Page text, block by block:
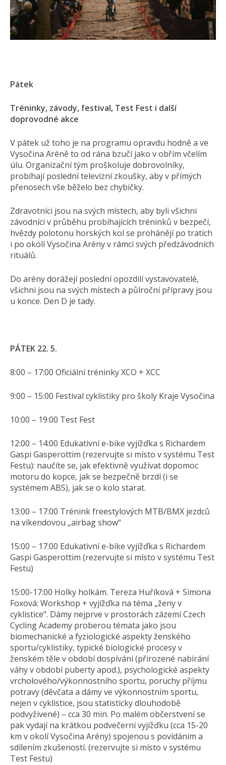
Pátek
Tréninky, závody, festival, Test Fest i další
doprovodné akce
V pátek už toho je na programu opravdu hodně a ve
Vysočina Aréně to od rána bzučí jako v obřím včelím
úlu. Organizační tým proškoluje dobrovolníky,
probíhají poslední televizní zkoušky, aby v přímých
přenosech vše běželo bez chybičky.
Zdravotníci jsou na svých místech, aby byli všichni
závodníci v průběhu probíhajících tréninků v bezpečí,
hvězdy polotonu horských kol se prohánějí po tratích
i po okolí Vysočina Arény v rámci svých předzávodních
rituálů.
Do arény dorážejí poslední opozdilí vystavovatelé,
všichni jsou na svých místech a půlroční přípravy jsou
u konce. Den D je tady.
PÁTEK 22. 5.
8:00 – 17:00 Oficiální tréninky XCO + XCC
9:00 – 15:00 Festival cyklistiky pro školy Kraje Vysočina
10:00 – 19:00 Test Fest
12:00 – 14:00 Edukativní e-bike vyjížďka s Richardem
Gaspi Gasperottim (rezervujte si místo v systému Test
Festu): naučíte se, jak efektivně využívat dopomoc
motoru do kopce, jak se bezpečně brzdí (i se
systémem ABS), jak se o kolo starat.
13:00 – 17:00 Trénink freestylových MTB/BMX jezdců
na víkendovou „airbag show“
15:00 – 17:00 Edukativní e-bike vyjížďka s Richardem
Gaspi Gasperottim (rezervujte si místo v systému Test
Festu)
15:00-17:00 Holky holkám. Tereza Huříková + Simona
Foxová: Workshop + vyjížďka na téma „ženy v
cyklistice“. Dámy nejprve v prostorách zázemí Czech
Cycling Academy proberou témata jako jsou
biomechanické a fyziologické aspekty ženského
sportu/cyklistiky, typické biologické procesy v
ženském těle v období dospívání (přirozené nabírání
váhy v období puberty apod.), psychologické aspekty
vrcholového/výkonnostního sportu, poruchy příjmu
potravy (děvčata a dámy ve výkonnostním sportu,
nejen v cyklistice, jsou statisticky dlouhodobě
podvyživené) – cca 30 min. Po malém občerstvení se
pak vydají na krátkou podvečerní vyjížďku (cca 15-20
km v okolí Vysočina Arény) spojenou s povídáním a
sdílením zkušeností. (rezervujte si místo v systému
Test Festu)